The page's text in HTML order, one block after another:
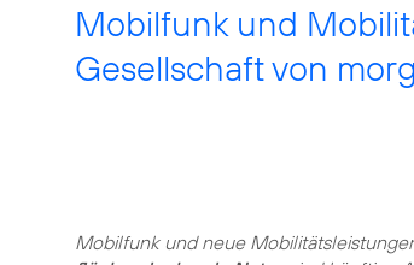
Mobilfunk und
Gesellschaft von
Mobilfunk und neue